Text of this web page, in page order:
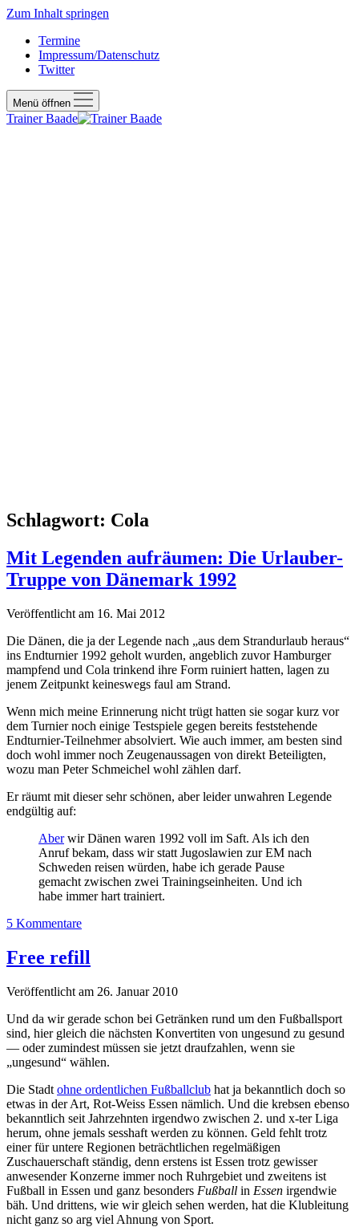
Zum Inhalt springen
Termine
Impressum/Datenschutz
Twitter
Menü öffnen
Trainer Baade
Schlagwort: Cola
Mit Legenden aufräumen: Die Urlauber-
Truppe von Dänemark 1992
Veröffentlicht am 16. Mai 2012
Die Dänen, die ja der Legende nach „aus dem Strandurlaub heraus“
ins Endturnier 1992 geholt wurden, angeblich zuvor Hamburger
mampfend und Cola trinkend ihre Form ruiniert hatten, lagen zu
jenem Zeitpunkt keineswegs faul am Strand.
Wenn mich meine Erinnerung nicht trügt hatten sie sogar kurz vor
dem Turnier noch einige Testspiele gegen bereits feststehende
Endturnier-Teilnehmer absolviert. Wie auch immer, am besten sind
doch wohl immer noch Zeugenaussagen von direkt Beteiligten,
wozu man Peter Schmeichel wohl zählen darf.
Er räumt mit dieser sehr schönen, aber leider unwahren Legende
endgültig auf:
Aberwir Dänen waren 1992 voll im Saft. Als ich den
Anruf bekam, dass wir statt Jugoslawien zur EM nach
Schweden reisen würden, habe ich gerade Pause
gemacht zwischen zwei Trainingseinheiten. Und ich
habe immer hart trainiert.
5 Kommentare
Free refill
Veröffentlicht am 26. Januar 2010
Und da wir gerade schon bei Getränken rund um den Fußballsport
sind, hier gleich die nächsten Konvertiten von ungesund zu gesund
— oder zumindest müssen sie jetzt draufzahlen, wenn sie
„ungesund“ wählen.
Die Stadt ohne ordentlichen Fußballclub hat ja bekanntlich doch so
etwas in der Art, Rot-Weiss Essen nämlich. Und die krebsen ebenso
bekanntlich seit Jahrzehnten irgendwo zwischen 2. und x-ter Liga
herum, ohne jemals sesshaft werden zu können. Geld fehlt trotz
einer für untere Regionen beträchtlichen regelmäßigen
Zuschauerschaft ständig, denn erstens ist Essen trotz gewisser
anwesender Konzerne immer noch Ruhrgebiet und zweitens ist
Fußball in Essen und ganz besonders Fußball in Essen irgendwie
bäh. Und drittens, wie wir gleich sehen werden, hat die Klubleitung
nicht ganz so arg viel Ahnung von Sport.